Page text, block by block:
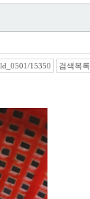
15350 검색목록